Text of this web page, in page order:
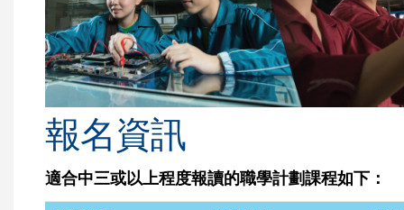
報名資訊
適合中三或以上程度報讀的職學計劃課程如下：